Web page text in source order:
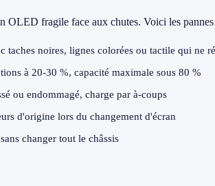
OLED fragile face aux chutes. Voici les
noires, lignes colorées ou tactile qui ne
à 20-30 %, capacité maximale sous 80 %
ou endommagé, charge par à-coups
d'origine lors du changement d'écran
changer tout le châssis